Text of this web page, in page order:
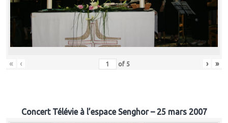
« ‹ of 5 › »
Concert Télévie à l’espace Senghor – 25 mars 2007